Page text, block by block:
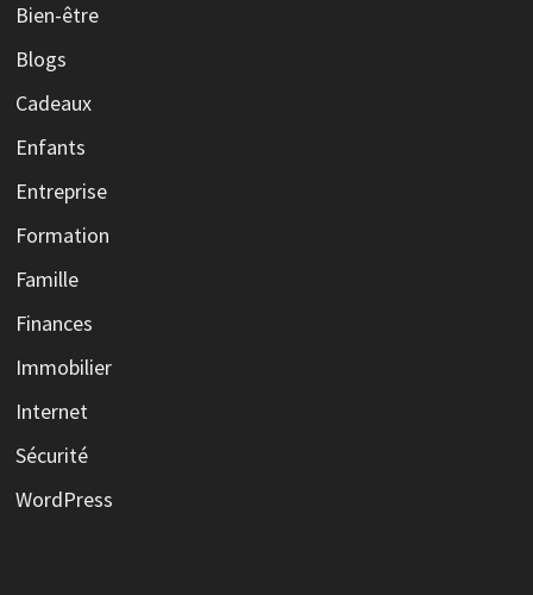
Bien-être
Blogs
Cadeaux
Enfants
Entreprise
Formation
Famille
Finances
Immobilier
Internet
Sécurité
WordPress